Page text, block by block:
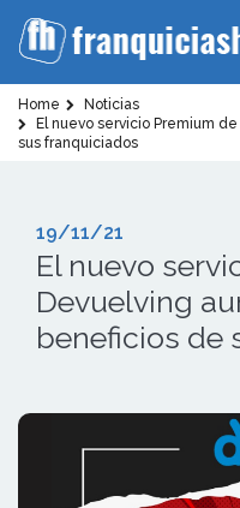
Home
Noticias
El nuevo servicio Premium
sus franquiciados
19/11/21
El nuevo
Devuelving
beneficios de